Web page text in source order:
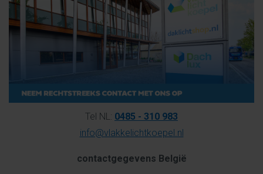
Tel NL: 0485 - 310 983
info@vlakkelichtkoepel.nl
contactgegevens België